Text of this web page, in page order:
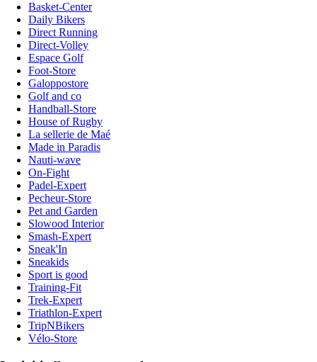
Basket-Center
Daily Bikers
Direct Running
Direct-Volley
Espace Golf
Foot-Store
Galoppostore
Golf and co
Handball-Store
House of Rugby
La sellerie de Maé
Made in Paradis
Nauti-wave
On-Fight
Padel-Expert
Pecheur-Store
Pet and Garden
Slowood Interior
Smash-Expert
Sneak'In
Sneakids
Sport is good
Training-Fit
Trek-Expert
Triathlon-Expert
TripNBikers
Vélo-Store